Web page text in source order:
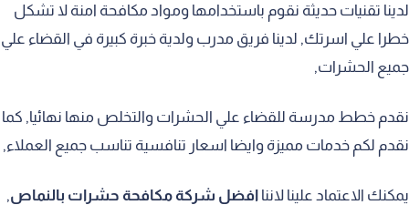
لدينا تقنيات حديثة نقوم باستخدامها ومواد مكافحة امنة لا تشكل
خطرا علي اسرتك, لدينا فريق مدرب ولدية خبرة كبيرة في القضاء علي
جميع الحشرات,
نقدم خطط مدرسة للقضاء علي الحشرات والتخلص منها نهائيا, كما
نقدم لكم خدمات مميزة وايضا اسعار تنافسية تناسب جميع العملاء,
يمكنك الاعتماد علينا لاننا افضل شركة مكافحة حشرات بالنماص,